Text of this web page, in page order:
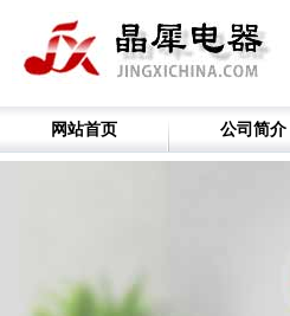
网站首页 公司简介